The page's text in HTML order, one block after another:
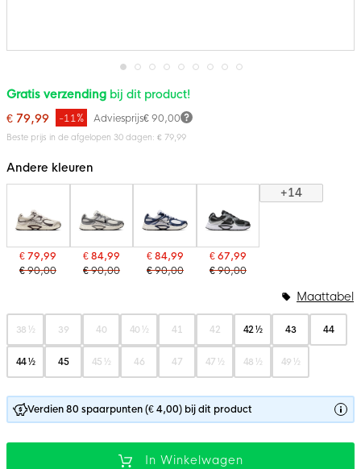
Ga
naar
begin
van
gallerij
Gratis verzending bij dit product!
€ 79,99
Adviesprijs€ 90,00
-11%
Beste prijs in de afgelopen 30 dagen: € 79,99
Andere kleuren
€ 79,99
€ 90,00
€ 84,99
€ 90,00
€ 84,99
€ 90,00
€ 67,99
€ 90,00
+14
38 ½ 39 40 40 ½ 41 42 42 ½ 43 44
44 ½ 45 45 ½ 46 47 47 ½ 48 ½ 49 ½
Maattabel
Verdien 80 spaarpunten (€ 4,00) bij dit product
In Winkelwagen